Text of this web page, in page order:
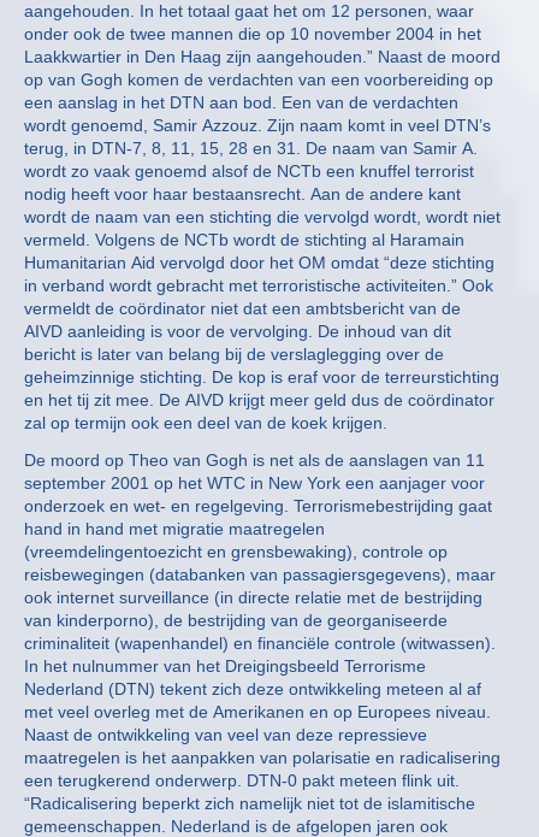
aangehouden. In het totaal gaat het om 12 personen, waar
onder ook de twee mannen die op 10 november 2004 in het
Laakkwartier in Den Haag zijn aangehouden.” Naast de moord
op van Gogh komen de verdachten van een voorbereiding op
een aanslag in het DTN aan bod. Een van de verdachten
wordt genoemd, Samir Azzouz. Zijn naam komt in veel DTN’s
terug, in DTN-7, 8, 11, 15, 28 en 31. De naam van Samir A.
wordt zo vaak genoemd alsof de NCTb een knuffel terrorist
nodig heeft voor haar bestaansrecht. Aan de andere kant
wordt de naam van een stichting die vervolgd wordt, wordt niet
vermeld. Volgens de NCTb wordt de stichting al Haramain
Humanitarian Aid vervolgd door het OM omdat “deze stichting
in verband wordt gebracht met terroristische activiteiten.” Ook
vermeldt de coördinator niet dat een ambtsbericht van de
AIVD aanleiding is voor de vervolging. De inhoud van dit
bericht is later van belang bij de verslaglegging over de
geheimzinnige stichting. De kop is eraf voor de terreurstichting
en het tij zit mee. De AIVD krijgt meer geld dus de coördinator
zal op termijn ook een deel van de koek krijgen.
De moord op Theo van Gogh is net als de aanslagen van 11
september 2001 op het WTC in New York een aanjager voor
onderzoek en wet- en regelgeving. Terrorismebestrijding gaat
hand in hand met migratie maatregelen
(vreemdelingentoezicht en grensbewaking), controle op
reisbewegingen (databanken van passagiersgegevens), maar
ook internet surveillance (in directe relatie met de bestrijding
van kinderporno), de bestrijding van de georganiseerde
criminaliteit (wapenhandel) en financiële controle (witwassen).
In het nulnummer van het Dreigingsbeeld Terrorisme
Nederland (DTN) tekent zich deze ontwikkeling meteen al af
met veel overleg met de Amerikanen en op Europees niveau.
Naast de ontwikkeling van veel van deze repressieve
maatregelen is het aanpakken van polarisatie en radicalisering
een terugkerend onderwerp. DTN-0 pakt meteen flink uit.
“Radicalisering beperkt zich namelijk niet tot de islamitische
gemeenschappen. Nederland is de afgelopen jaren ook